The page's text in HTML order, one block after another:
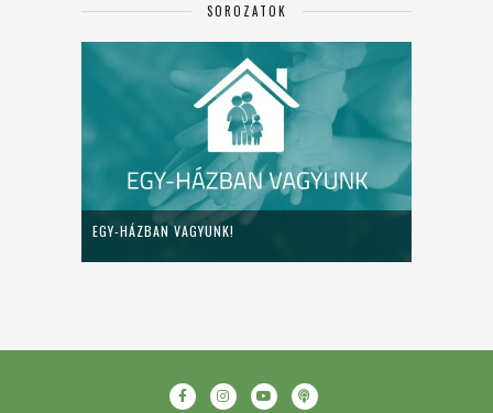
SOROZATOK
EGY-HÁZBAN VAGYUNK!